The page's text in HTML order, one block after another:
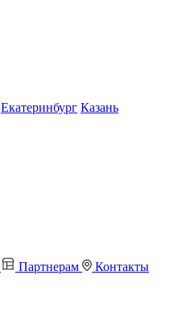
Екатеринбург Казань
Партнерам Контакты